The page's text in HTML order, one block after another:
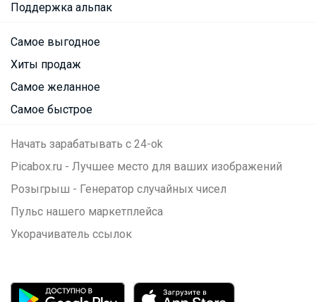
Поддержка альпак
Самое выгодное
Хиты продаж
Самое желанное
Самое быстрое
Начать зарабатывать с 24-ok
Picabox.ru - Лучшее место для ваших изображений
Розыгрыш - Генератор случайных чисел
Пульс нашего маркетплейса
Укорачиватель ссылок